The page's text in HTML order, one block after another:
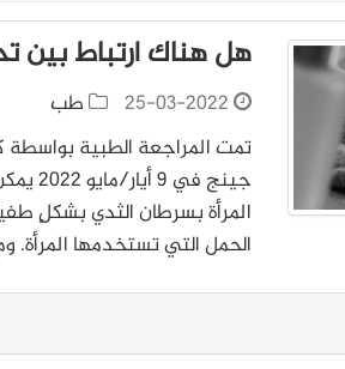
هل هناك ارتباط بين
25-03-2022
طب
تمت المراجعة الطبية بواسطة
جينج
المرأة بسرطان الثدي بشكلٍ
الحمل التي تستخدمها المرأة.